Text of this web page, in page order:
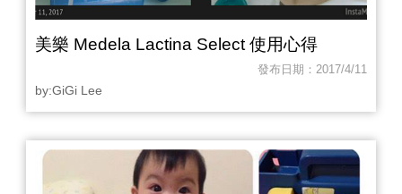
美樂 Medela Lactina Select 使用心得
發布日期：2017/4/11
by:GiGi Lee‎